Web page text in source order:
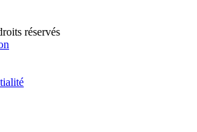
réservés